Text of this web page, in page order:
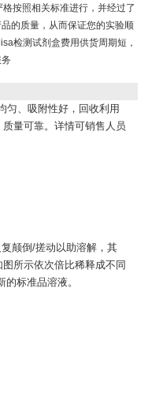
按照相关标准进行，并经过了
的质量，从而保证您的实验顺
检测试剂盒费用供货周期短，
匀、吸附性好，回收利用
量可靠。详情可销售人员
颠倒/搓动以助溶解，其
所示依次倍比稀释成不同
标准品溶液。